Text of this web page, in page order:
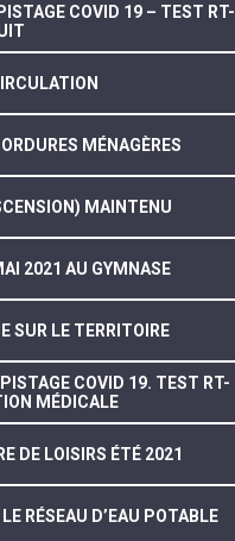
COVID 19 – TEST RT-
MÉNAGÈRES
MAINTENU
2021 AU GYMNASE
SUR LE TERRITOIRE
COVID 19. TEST RT-
MÉDICALE
DE LOISIRS ÉTÉ 2021
RÉSEAU D’EAU POTABLE